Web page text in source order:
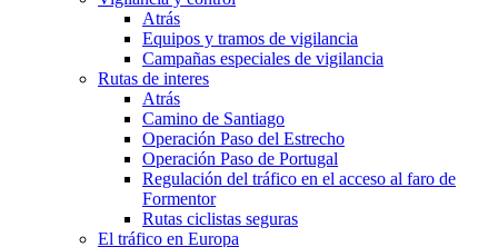
Atrás
Equipos y tramos de vigilancia
Campañas especiales de vigilancia
Rutas de interes
Atrás
Camino de Santiago
Operación Paso del Estrecho
Operación Paso de Portugal
Regulación del tráfico en el acceso al faro de
Formentor
Rutas ciclistas seguras
El tráfico en Europa